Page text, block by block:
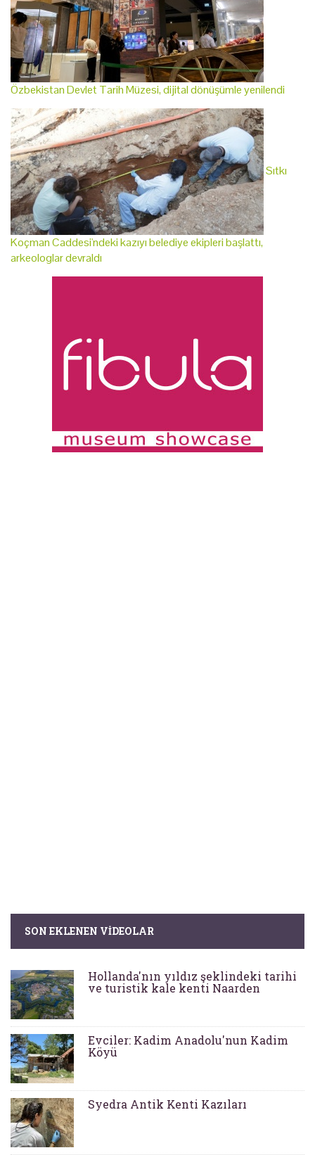
Özbekistan Devlet Tarih Müzesi, dijital dönüşümle yenilendi
Sıtkı
Koçman Caddesi'ndeki kazıyı belediye ekipleri başlattı,
arkeologlar devraldı
SON EKLENEN VIDEOLAR
Hollanda'nın yıldız şeklindeki tarihi
ve turistik kale kenti Naarden
Evciler: Kadim Anadolu'nun Kadim
Köyü
Syedra Antik Kenti Kazıları